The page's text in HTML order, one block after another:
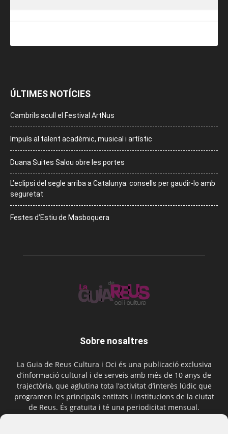
ÚLTIMES NOTÍCIES
Cambrils acull el Festival ArtNus
Impuls al talent acadèmic, musical i artístic
Duana Suites Salou obre les portes
L’eclipsi del segle arriba a Catalunya: consells per gaudir-lo amb
seguretat
Festes d’Estiu de Masboquera
Sobre nosaltres
La Guia de Reus Cultura i Oci és una publicació exclusiva
d’informació cultural i de serveis amb més de 10 anys de
trajectòria, que aglutina tota l’activitat d’interès lúdic que
programen les principals entitats i institucions de la ciutat
de Reus. És gratuïta i té una periodicitat mensual.